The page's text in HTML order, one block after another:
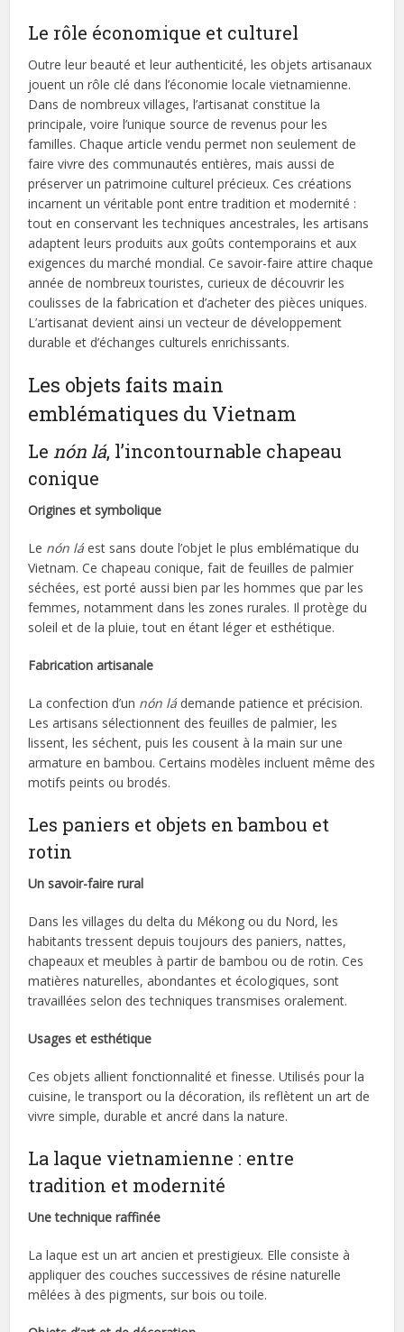
Le rôle économique et culturel
Outre leur beauté et leur authenticité, les objets artisanaux
jouent un rôle clé dans l’économie locale vietnamienne.
Dans de nombreux villages, l’artisanat constitue la
principale, voire l’unique source de revenus pour les
familles. Chaque article vendu permet non seulement de
faire vivre des communautés entières, mais aussi de
préserver un patrimoine culturel précieux. Ces créations
incarnent un véritable pont entre tradition et modernité :
tout en conservant les techniques ancestrales, les artisans
adaptent leurs produits aux goûts contemporains et aux
exigences du marché mondial. Ce savoir-faire attire chaque
année de nombreux touristes, curieux de découvrir les
coulisses de la fabrication et d’acheter des pièces uniques.
L’artisanat devient ainsi un vecteur de développement
durable et d’échanges culturels enrichissants.
Les objets faits main
emblématiques du Vietnam
Le nón lá, l’incontournable chapeau
conique
Origines et symbolique
Le nón láest sans doute l’objet le plus emblématique du
Vietnam. Ce chapeau conique, fait de feuilles de palmier
séchées, est porté aussi bien par les hommes que par les
femmes, notamment dans les zones rurales. Il protège du
soleil et de la pluie, tout en étant léger et esthétique.
Fabrication artisanale
La confection d’un nón ládemande patience et précision.
Les artisans sélectionnent des feuilles de palmier, les
lissent, les séchent, puis les cousent à la main sur une
armature en bambou. Certains modèles incluent même des
motifs peints ou brodés.
Les paniers et objets en bambou et
rotin
Un savoir-faire rural
Dans les villages du delta du Mékong ou du Nord, les
habitants tressent depuis toujours des paniers, nattes,
chapeaux et meubles à partir de bambou ou de rotin. Ces
matières naturelles, abondantes et écologiques, sont
travaillées selon des techniques transmises oralement.
Usages et esthétique
Ces objets allient fonctionnalité et finesse. Utilisés pour la
cuisine, le transport ou la décoration, ils reflètent un art de
vivre simple, durable et ancré dans la nature.
La laque vietnamienne : entre
tradition et modernité
Une technique raffinée
La laque est un art ancien et prestigieux. Elle consiste à
appliquer des couches successives de résine naturelle
mêlées à des pigments, sur bois ou toile.